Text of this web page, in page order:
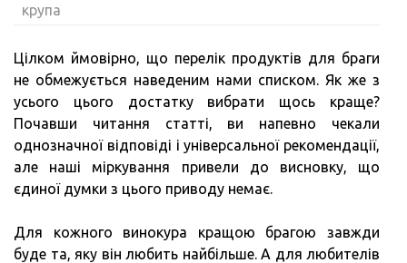
крупа
Цілком ймовірно, що перелік продуктів для браги
не обмежується наведеним нами списком. Як же з
усього цього достатку вибрати щось краще?
Почавши читання статті, ви напевно чекали
однозначної відповіді і універсальної рекомендації,
але наші міркування привели до висновку, що
єдиної думки з цього приводу немає.
Для кожного винокура кращою брагою завжди
буде та, яку він любить найбільше. А для любителів